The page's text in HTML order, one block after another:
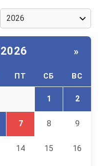
»
ПТ СБ ВС
1 2
7 8 9
14 15 16